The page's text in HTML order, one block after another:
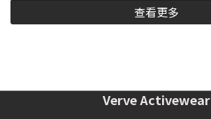
查看更多
Verve Activewear